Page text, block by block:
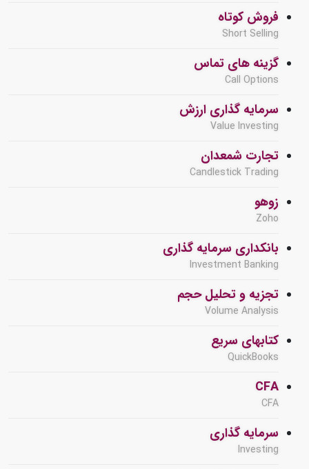
فروش کوتاه
Short Selling
گزینه های تماس
Call Options
سرمایه گذاری ارزش
Value Investing
تجارت شمعدان
Candlestick Trading
زوهو
Zoho
بانکداری سرمایه گذاری
Investment Banking
تجزیه و تحلیل حجم
Volume Analysis
کتابهای سریع
QuickBooks
CFA
CFA
سرمایه گذاری
Investing